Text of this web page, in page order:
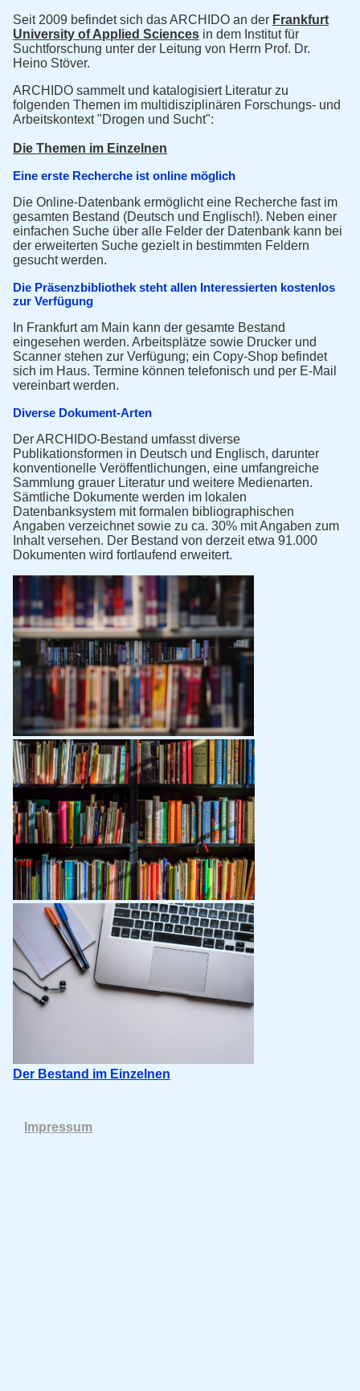
Seit 2009 befindet sich das ARCHIDO an der Frankfurt
University of Applied Sciences in dem Institut für
Suchtforschung unter der Leitung von Herrn Prof. Dr.
Heino Stöver.
ARCHIDO sammelt und katalogisiert Literatur zu
folgenden Themen im multidisziplinären Forschungs- und
Arbeitskontext "Drogen und Sucht":
Die Themen im Einzelnen
Eine erste Recherche ist online möglich
Die Online-Datenbank ermöglicht eine Recherche fast im
gesamten Bestand (Deutsch und Englisch!). Neben einer
einfachen Suche über alle Felder der Datenbank kann bei
der erweiterten Suche gezielt in bestimmten Feldern
gesucht werden.
Die Präsenzbibliothek steht allen Interessierten kostenlos
zur Verfügung
In Frankfurt am Main kann der gesamte Bestand
eingesehen werden. Arbeitsplätze sowie Drucker und
Scanner stehen zur Verfügung; ein Copy-Shop befindet
sich im Haus. Termine können telefonisch und per E-Mail
vereinbart werden.
Diverse Dokument-Arten
Der ARCHIDO-Bestand umfasst diverse
Publikationsformen in Deutsch und Englisch, darunter
konventionelle Veröffentlichungen, eine umfangreiche
Sammlung grauer Literatur und weitere Medienarten.
Sämtliche Dokumente werden im lokalen
Datenbanksystem mit formalen bibliographischen
Angaben verzeichnet sowie zu ca. 30% mit Angaben zum
Inhalt versehen. Der Bestand von derzeit etwa 91.000
Dokumenten wird fortlaufend erweitert.
Der Bestand im Einzelnen
Impressum